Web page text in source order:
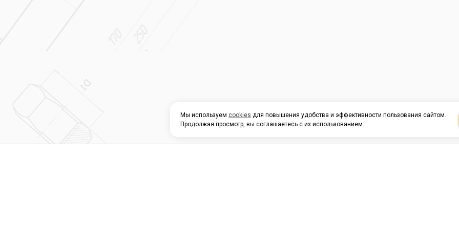
Мы используем cookies для повышения удобства и эффективности пользования сайтом.
Продолжая просмотр, вы соглашаетесь с их использованием.